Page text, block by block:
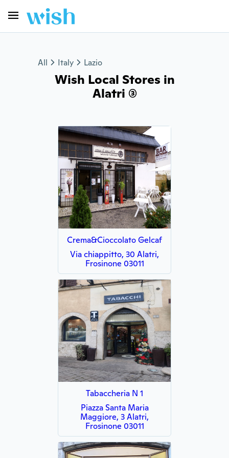
All Italy Lazio
Wish Local Stores in
Alatri (3)
Crema&Cioccolato Gelcaf
Via chiappitto, 30 Alatri,
Frosinone 03011
Tabaccheria N 1
Piazza Santa Maria
Maggiore, 3 Alatri,
Frosinone 03011